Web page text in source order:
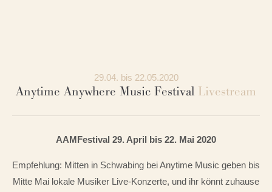
29.04. bis 22.05.2020
Anytime Anywhere Music Festival Livestream
AAMFestival 29. April bis 22. Mai 2020
Empfehlung: Mitten in Schwabing bei Anytime Music geben bis
Mitte Mai lokale Musiker Live-Konzerte, und ihr könnt zuhause